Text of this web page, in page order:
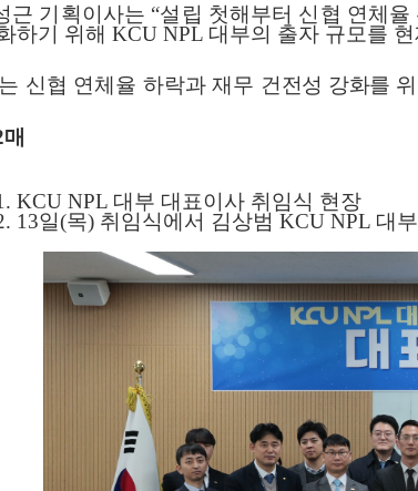
근 기획이사는 “설립 첫해부터 신협 연체율
하기 위해KCU NPL 대부의 출자 규모를 현
신협 연체율 하락과 재무 건전성 강화를
매
KCU NPL 대부 대표이사 취임식 현장
13일(목) 취임식에서 김상범 KCU NPL 대